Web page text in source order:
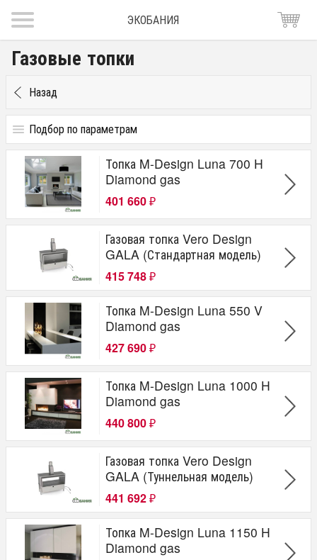
ЭКОБАНИЯ
Газовые топки
Назад
Подбор по параметрам
Цена
от до
Бренд
Kratki
M-Design
Vero Design
Топка M-Design Luna 700 H
Diamond gas
401 660 ₽
Газовая топка Vero Design
GALA (Стандартная модель)
415 748 ₽
Топка M-Design Luna 550 V
Diamond gas
427 690 ₽
Топка M-Design Luna 1000 H
Diamond gas
440 800 ₽
Газовая топка Vero Design
GALA (Туннельная модель)
441 692 ₽
Топка M-Design Luna 1150 H
Diamond gas